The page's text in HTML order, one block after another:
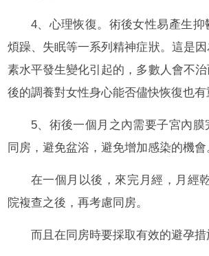
4、心理恢復。術後女性易產生抑
煩躁、失眠等一系列精神症狀。這是
素水平發生變化引起的，多數人會不
後的調養對女性身心能否儘快恢復也有
5、術後一個月之內需要子宮內
同房，避免盆浴，避免增加感染的機會
在一個月以後，來完月經，月經
院複查之後，再考慮同房。
而且在同房時要採取有效的避孕措